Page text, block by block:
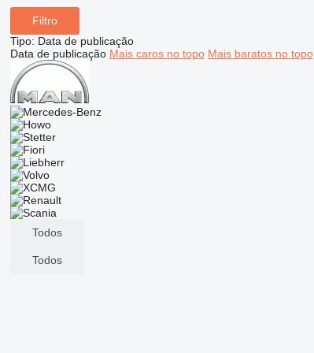
Filtro
Tipo: Data de publicação
Data de publicação Mais caros no topo Mais baratos no topo
Todos
Todos